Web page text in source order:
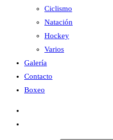
Ciclismo
Natación
Hockey
Varios
Galería
Contacto
Boxeo